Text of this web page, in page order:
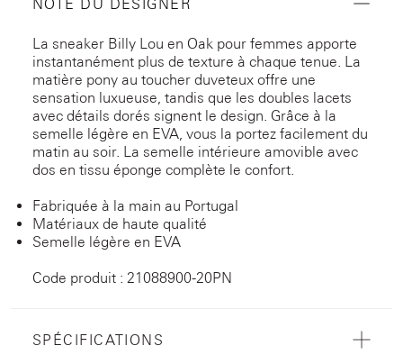
La sneaker Billy Lou en Oak pour femmes apporte
instantanément plus de texture à chaque tenue. La
matière pony au toucher duveteux offre une
sensation luxueuse, tandis que les doubles lacets
avec détails dorés signent le design. Grâce à la
semelle légère en EVA, vous la portez facilement du
matin au soir. La semelle intérieure amovible avec
dos en tissu éponge complète le confort.
Fabriquée à la main au Portugal
Matériaux de haute qualité
Semelle légère en EVA
Code produit : 21088900-20PN
SPÉCIFICATIONS